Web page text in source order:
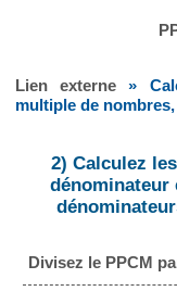
Lien externe»
multiple de
2) Calculez
Divisez le PPCM